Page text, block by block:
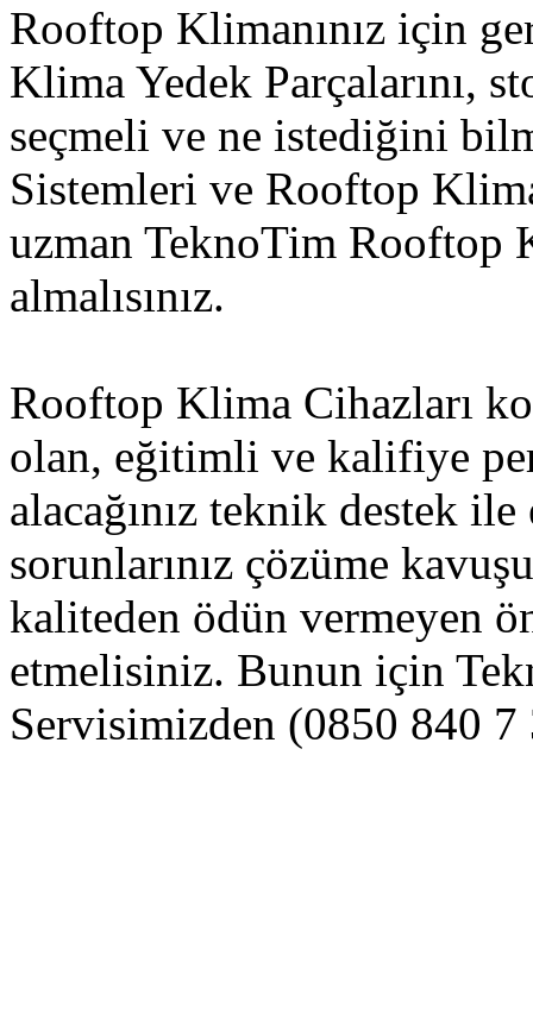
Rooftop Klimanınız için
Klima Yedek Parçalarını,
seçmeli ve ne istediğini
Sistemleri ve Rooftop
uzman TeknoTim
almalısınız.
Rooftop Klima Cihazları
olan, eğitimli ve kalifiye
alacağınız teknik destek ile
sorunlarınız çözüme
kaliteden ödün vermeyen
etmelisiniz. Bunun için
Servisimizden (0850 840